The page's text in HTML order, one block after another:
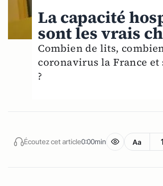
La capacité
sont les vrais
Combien de lits,
coronavirus la France
?
Écoutez cet article0:00min Aa